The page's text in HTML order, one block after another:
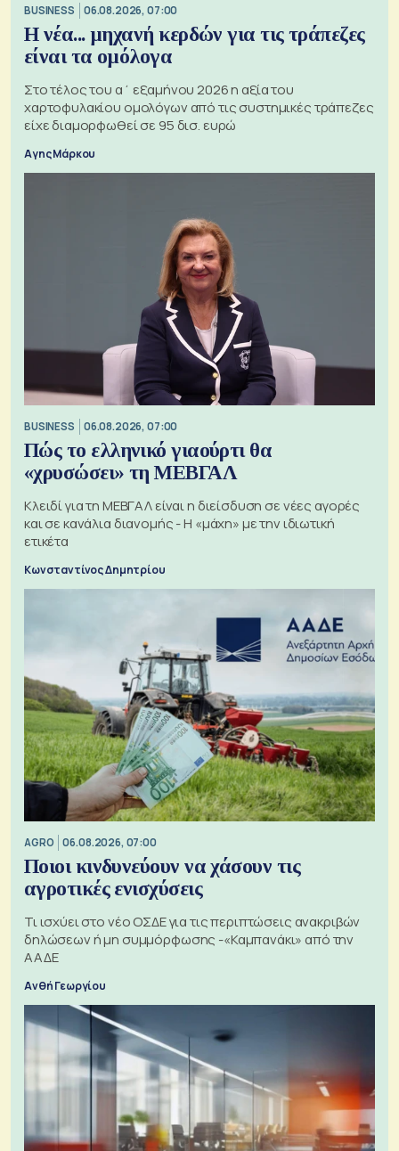
BUSINESS 06.08.2026, 07:00
Η νέα... μηχανή κερδών για τις τράπεζες
είναι τα ομόλογα
Στο τέλος του α΄ εξαμήνου 2026 η αξία του
χαρτοφυλακίου ομολόγων από τις συστημικές τράπεζες
είχε διαμορφωθεί σε 95 δισ. ευρώ
Αγης Μάρκου
BUSINESS 06.08.2026, 07:00
Πώς το ελληνικό γιαούρτι θα
«χρυσώσει» τη ΜΕΒΓΑΛ
Κλειδί για τη ΜΕΒΓΑΛ είναι η διείσδυση σε νέες αγορές
και σε κανάλια διανομής - Η «μάχη» με την ιδιωτική
ετικέτα
Κωνσταντίνος Δημητρίου
AGRO 06.08.2026, 07:00
Ποιοι κινδυνεύουν να χάσουν τις
αγροτικές ενισχύσεις
Τι ισχύει στο νέο ΟΣΔΕ για τις περιπτώσεις ανακριβών
δηλώσεων ή μη συμμόρφωσης -«Καμπανάκι» από την
ΑΑΔΕ
Ανθή Γεωργίου